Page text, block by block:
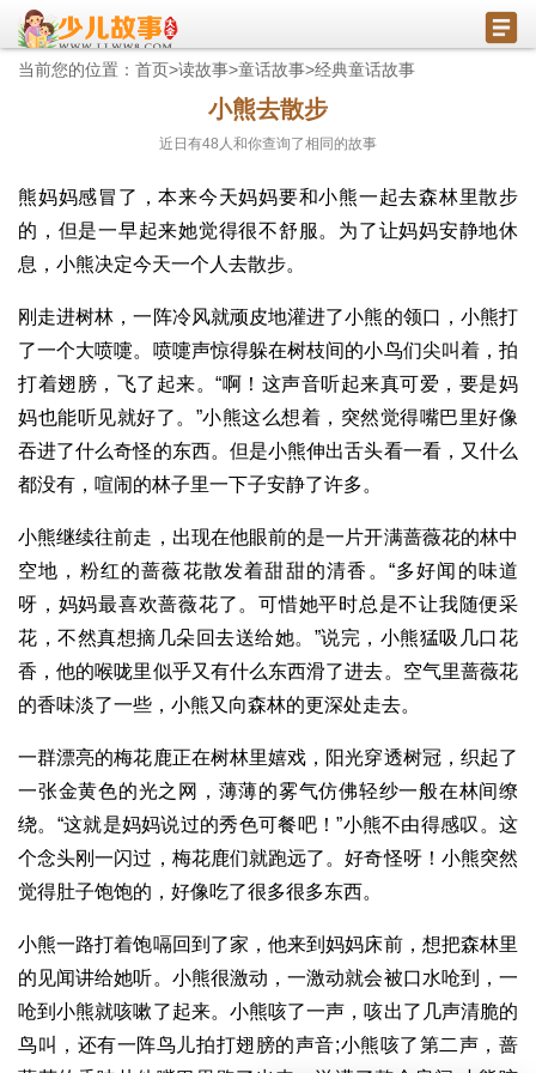
当前您的位置： 首页>读故事>童话故事>经典童话故事
小熊去散步
近日有48 人和你查询了相同的故事
熊妈妈感冒了，本来今天妈妈要和小熊一起去森林里散步
的，但是一早起来她觉得很不舒服。为了让妈妈安静地休
息，小熊决定今天一个人去散步。
刚走进树林，一阵冷风就顽皮地灌进了小熊的领口，小熊打
了一个大喷嚏。喷嚏声惊得躲在树枝间的小鸟们尖叫着，拍
打着翅膀，飞了起来。“啊！这声音听起来真可爱，要是妈
妈也能听见就好了。”小熊这么想着，突然觉得嘴巴里好像
吞进了什么奇怪的东西。但是小熊伸出舌头看一看，又什么
都没有，喧闹的林子里一下子安静了许多。
小熊继续往前走，出现在他眼前的是一片开满蔷薇花的林中
空地，粉红的蔷薇花散发着甜甜的清香。“多好闻的味道
呀，妈妈最喜欢蔷薇花了。可惜她平时总是不让我随便采
花，不然真想摘几朵回去送给她。”说完，小熊猛吸几口花
香，他的喉咙里似乎又有什么东西滑了进去。空气里蔷薇花
的香味淡了一些，小熊又向森林的更深处走去。
一群漂亮的梅花鹿正在树林里嬉戏，阳光穿透树冠，织起了
一张金黄色的光之网，薄薄的雾气仿佛轻纱一般在林间缭
绕。“这就是妈妈说过的秀色可餐吧！”小熊不由得感叹。这
个念头刚一闪过，梅花鹿们就跑远了。好奇怪呀！小熊突然
觉得肚子饱饱的，好像吃了很多很多东西。
小熊一路打着饱嗝回到了家，他来到妈妈床前，想把森林里
的见闻讲给她听。小熊很激动，一激动就会被口水呛到，一
呛到小熊就咳嗽了起来。小熊咳了一声，咳出了几声清脆的
鸟叫，还有一阵鸟儿拍打翅膀的声音;小熊咳了第二声，蔷